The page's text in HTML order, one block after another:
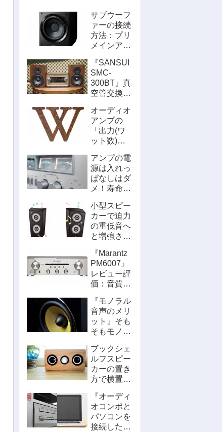
サブウーフ
ァーの接続
方法：プリ
メインアン
ンポに取付
けたい！
『SANSUI
SMC-
300BT』真
空管交換：
カーは推奨
しないけど
自分でもや
れる！
オーディオ
アンプの
「出力(ワ
ット数)」
きいほど音
質が良い
の？
アンプの電
源は入れっ
ぱなしはダ
メ！寿命に
し、エコじ
ゃない
小型スピー
カーで迫力
の重低音へ
と増強させ
方法！
『Marantz
PM6007』
レビュー評
価：音質は
DENONと
比較してど
う違う？
『モノラル
音声のメリ
ット』そも
そもモノラ
な意味？音
が良いの？
ブックシェ
ルフスピー
カーの置き
方で横置き
リットって
何かある？
『オーディ
オコンポと
パソコンを
接続した